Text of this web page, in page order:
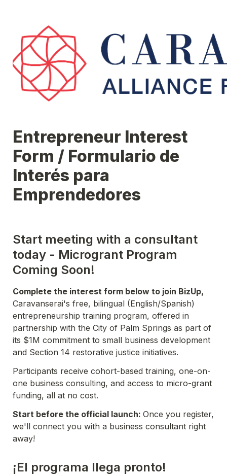
Entrepreneur Interest
Form / Formulario de
Interés para
Emprendedores
Start meeting with a consultant
today - Microgrant Program
Coming Soon!
Complete the interest form below to join BizUp,
Caravanserai's free, bilingual (English/Spanish)
entrepreneurship training program, offered in
partnership with the City of Palm Springs as part of
its $1M commitment to small business development
and Section 14 restorative justice initiatives.
Participants receive cohort-based training, one-on-
one business consulting, and access to micro-grant
funding, all at no cost.
Start before the official launch: Once you register,
we'll connect you with a business consultant right
away!
¡El programa llega pronto!